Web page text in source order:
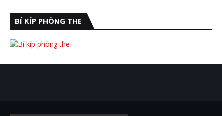
BÍ KÍP PHÒNG THE